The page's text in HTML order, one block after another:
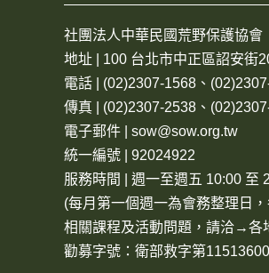
社團法人中華民國荒野保護協會
地址 | 100 台北市中正區詔安街
電話 | (02)2307-1568、
傳真 | (02)2307-2538、
電子郵件 | sow@sow.org.tw
統一編號 | 92024922
服務時間 | 週一至週五 10:00 至
(每月第一個週一為會務整理日
相關課程及活動問題，請洽→各
勸募字號：衛部救字第